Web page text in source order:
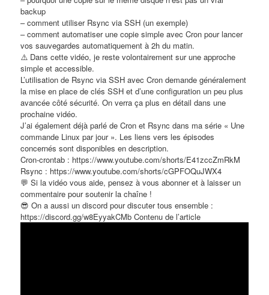
backup
– comment utiliser Rsync via SSH (un exemple)
– comment automatiser une copie simple avec Cron pour lancer
vos sauvegardes automatiquement à 2h du matin.
⚠️ Dans cette vidéo, je reste volontairement sur une approche
simple et accessible.
L’utilisation de Rsync via SSH avec Cron demande généralement
la mise en place de clés SSH et d’une configuration un peu plus
avancée côté sécurité. On verra ça plus en détail dans une
prochaine vidéo.
J’ai également déjà parlé de Cron et Rsync dans ma série « Une
commande Linux par jour ». Les liens vers les épisodes
concernés sont disponibles en description.
Cron-crontab : https://www.youtube.com/shorts/E41zccZmRkM
Rsync : https://www.youtube.com/shorts/cGPFOQuJWX4
💬 Si la vidéo vous aide, pensez à vous abonner et à laisser un
commentaire pour soutenir la chaîne !
😎​ On a aussi un discord pour discuter tous ensemble :
https://discord.gg/w8EyyakCMb Contenu de l’article